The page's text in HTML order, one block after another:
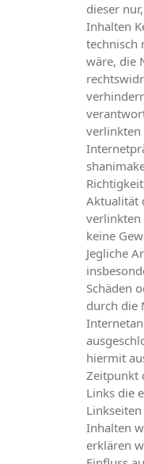
dieser
Inhalten
technisch
wäre, die
verlinkten
Aktualität
verlinkten
keine
Jegliche
Schäden
durch die
hiermit
Zeitpunkt
Links die
Inhalten
erklären